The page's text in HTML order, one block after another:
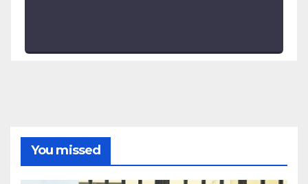
You missed